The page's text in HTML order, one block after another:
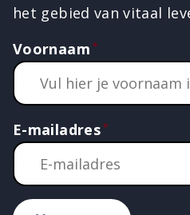
het gebied van vitaal
Voornaam
E-mailadres